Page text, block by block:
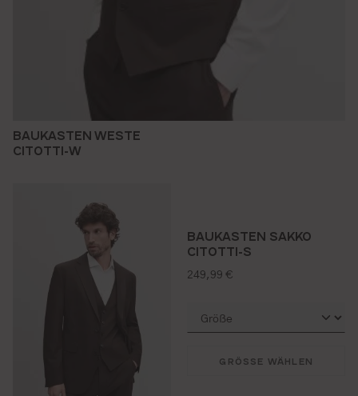
BAUKASTEN WESTE
CITOTTI-W
BAUKASTEN SAKKO
CITOTTI-S
regulärer preis:
249,99 €
GRÖSSE WÄHLEN